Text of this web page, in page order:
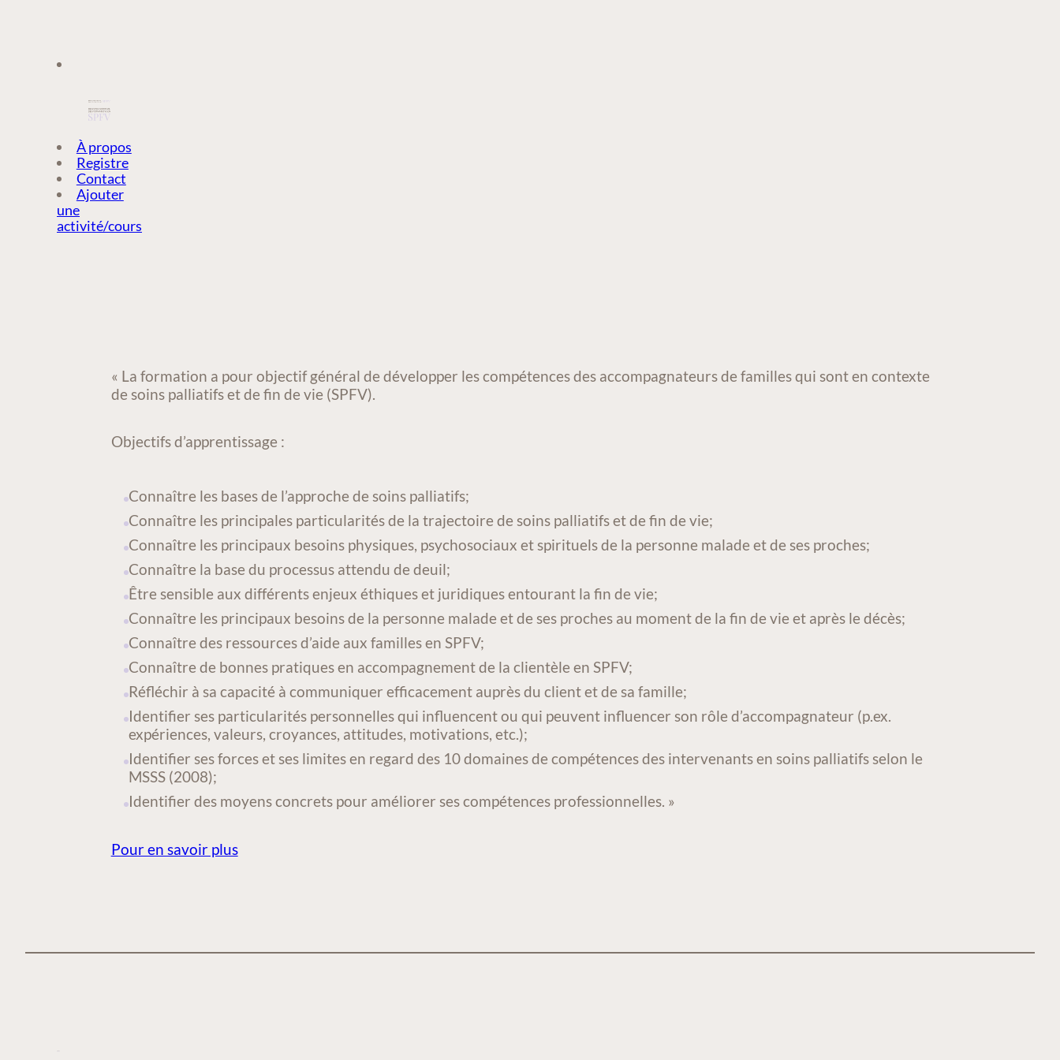
À PROPOS
REGISTRE
À propos
Registre
Contact
Ajouter
une
activité/cours
« La formation a pour objectif général de développer les compétences des accompagnateurs de familles qui sont en contexte
de soins palliatifs et de fin de vie (SPFV).
Objectifs d’apprentissage :
Connaître les bases de l’approche de soins palliatifs;
Connaître les principales particularités de la trajectoire de soins palliatifs et de fin de vie;
Connaître les principaux besoins physiques, psychosociaux et spirituels de la personne malade et de ses proches;
Connaître la base du processus attendu de deuil;
Être sensible aux différents enjeux éthiques et juridiques entourant la fin de vie;
Connaître les principaux besoins de la personne malade et de ses proches au moment de la fin de vie et après le décès;
Connaître des ressources d’aide aux familles en SPFV;
Connaître de bonnes pratiques en accompagnement de la clientèle en SPFV;
Réfléchir à sa capacité à communiquer efficacement auprès du client et de sa famille;
Identifier ses particularités personnelles qui influencent ou qui peuvent influencer son rôle d’accompagnateur (p.ex.
expériences, valeurs, croyances, attitudes, motivations, etc.);
Identifier ses forces et ses limites en regard des 10 domaines de compétences des intervenants en soins palliatifs selon le
MSSS (2008);
Identifier des moyens concrets pour améliorer ses compétences professionnelles. »
Pour en savoir plus